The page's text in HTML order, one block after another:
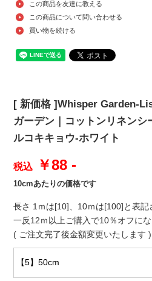
この商品を友達に教える
この商品について問い合わせる
買い物を続ける
[ 新価格 ]Whisper
ガーデン｜コットンリネンシ
ルコキキョウ-ホワイト
税込 ￥88 -
10cmあたりの価格です
長さ 1ｍは[10]、10ｍは[100]と表記
一反12ｍ以上ご購入で10％オフにな
( ご注文完了後金額変更いたします )